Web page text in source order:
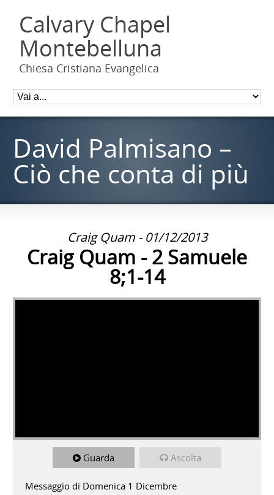
Calvary Chapel
Montebelluna
Chiesa Cristiana Evangelica
David Palmisano –
Ciò che conta di più
Craig Quam - 01/12/2013
Craig Quam - 2 Samuele
8;1-14
Guarda Ascolta
Messaggio di Domenica 1 Dicembre